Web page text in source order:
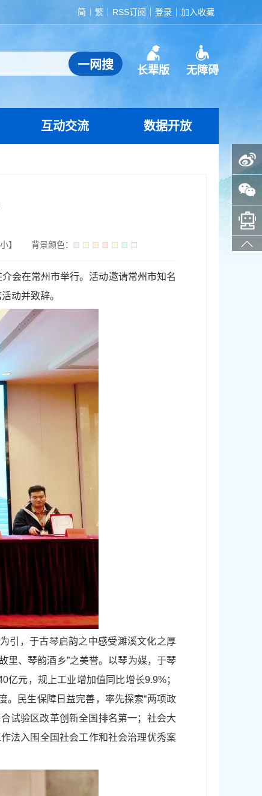
简 繁 RSS订阅 登录 加入收藏
长辈版 无障碍
互动交流 数据开放
小】 背景颜色：
会在常州市举行。活动邀请常州市知名
动并致辞。
引，于古琴启韵之中感受濉溪文化之厚
里、琴韵酒乡”之美誉。以琴为媒，于琴
元，规上工业增加值同比增长9.9%；
。民生保障日益完善，率先探索“两项政
试验区改革创新全国排名第一；社会大
法入围全国社会工作和社会治理优秀案